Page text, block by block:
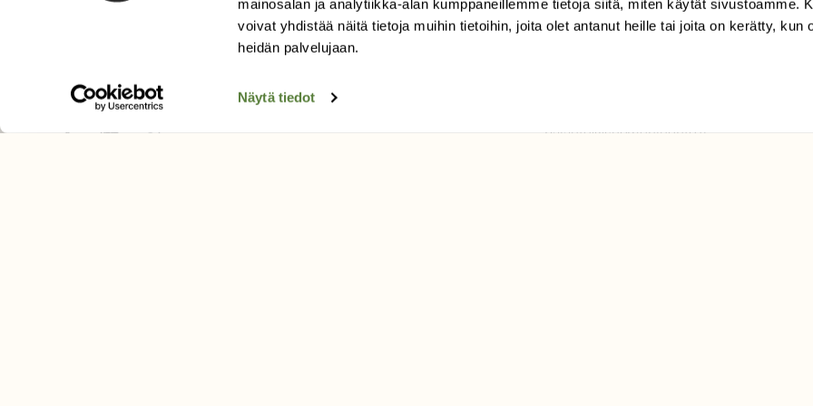
mainosalan ja analytiikka-alan kumppaneillemme tietoja siitä, miten käytät sivustoamme.
voivat yhdistää näitä tietoja muihin tietoihin, joita olet antanut heille tai joita on kerätty, kun
heidän palvelujaan.
Näytä tiedot
SUOMEN LUONNON­SUOJELU­
LIITTO
Suomen luonnonsuojelu­liitto
palaute@suomenluonto.fi